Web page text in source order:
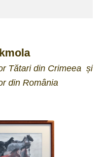
Tătari din Crimeea și
din România